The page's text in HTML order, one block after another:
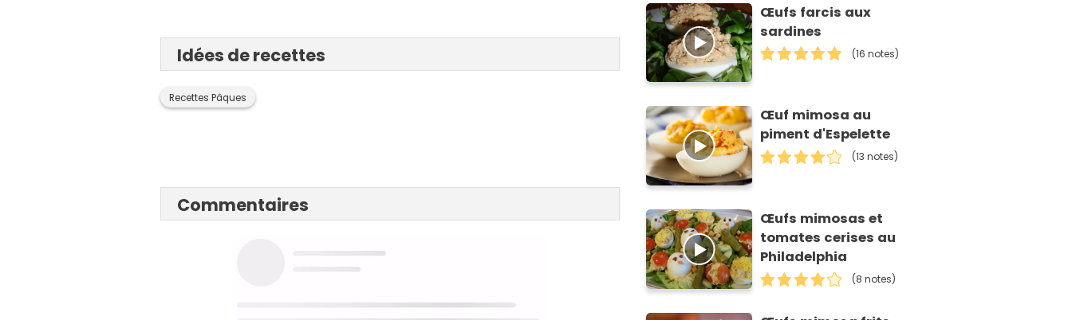
Idées de recettes
Recettes Pâques
Commentaires
Œufs farcis aux
sardines
(16 notes)
Œuf mimosa au
piment d'Espelette
(13 notes)
Œufs mimosas et
tomates cerises au
Philadelphia
(8 notes)